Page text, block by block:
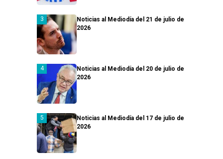
Noticias al Mediodía del 21 de julio de
2026
Noticias al Mediodía del 20 de julio de
2026
Noticias al Mediodía del 17 de julio de
2026